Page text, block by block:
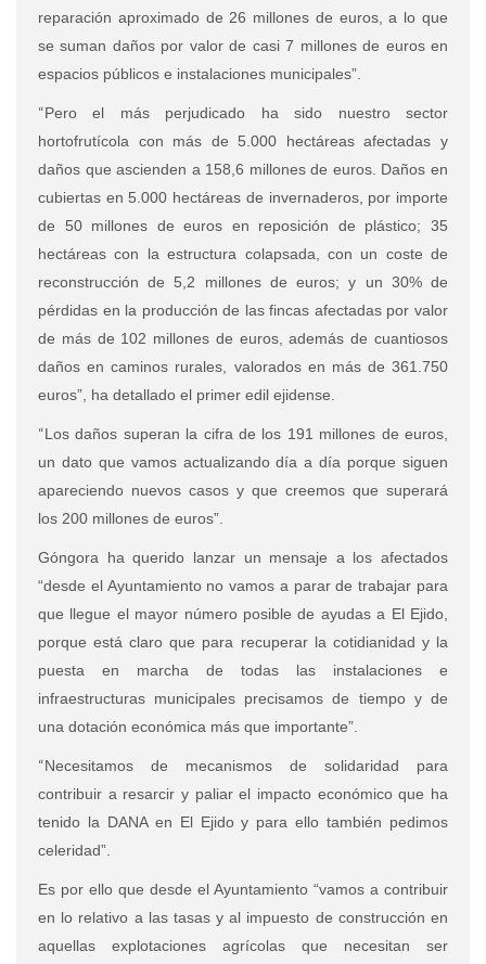
reparación aproximado de 26 millones de euros, a lo que
se suman daños por valor de casi 7 millones de euros en
espacios públicos e instalaciones municipales”.
“Pero el más perjudicado ha sido nuestro sector
hortofrutícola con más de 5.000 hectáreas afectadas y
daños que ascienden a 158,6 millones de euros. Daños en
cubiertas en 5.000 hectáreas de invernaderos, por importe
de 50 millones de euros en reposición de plástico; 35
hectáreas con la estructura colapsada, con un coste de
reconstrucción de 5,2 millones de euros; y un 30% de
pérdidas en la producción de las fincas afectadas por valor
de más de 102 millones de euros, además de cuantiosos
daños en caminos rurales, valorados en más de 361.750
euros”, ha detallado el primer edil ejidense.
“Los daños superan la cifra de los 191 millones de euros,
un dato que vamos actualizando día a día porque siguen
apareciendo nuevos casos y que creemos que superará
los 200 millones de euros”.
Góngora ha querido lanzar un mensaje a los afectados
“desde el Ayuntamiento no vamos a parar de trabajar para
que llegue el mayor número posible de ayudas a El Ejido,
porque está claro que para recuperar la cotidianidad y la
puesta en marcha de todas las instalaciones e
infraestructuras municipales precisamos de tiempo y de
una dotación económica más que importante”.
“Necesitamos de mecanismos de solidaridad para
contribuir a resarcir y paliar el impacto económico que ha
tenido la DANA en El Ejido y para ello también pedimos
celeridad”.
Es por ello que desde el Ayuntamiento “vamos a contribuir
en lo relativo a las tasas y al impuesto de construcción en
aquellas explotaciones agrícolas que necesitan ser